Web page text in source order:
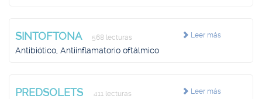
Leer más
SINTOFTONA 568 lecturas
Antibiótico, Antiinflamatorio oftálmico
Leer más
PREDSOLETS 411 lecturas